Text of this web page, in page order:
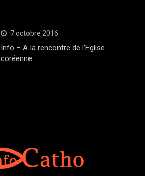
7 octobre 2016
Info – A la rencontre de l’Eglise
coréenne